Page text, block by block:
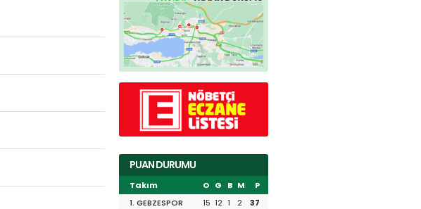
PUAN DURUMU
Takım O G B M
P
1. GEBZESPOR
15 12 1 2
37